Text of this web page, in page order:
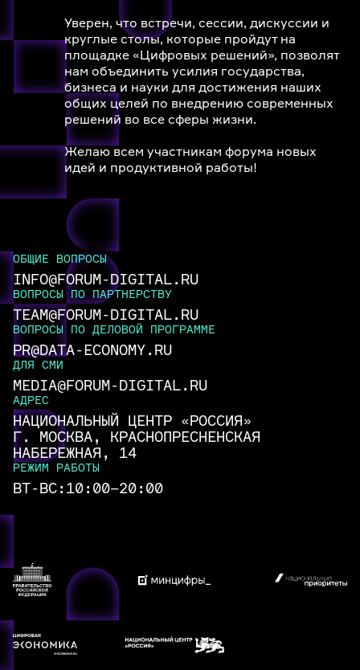
Уверен, что встречи, сессии, дискуссии и
круглые столы, которые пройдут на
площадке «Цифровых решений», позволят
нам объединить усилия государства,
бизнеса и науки для достижения наших
общих целей по внедрению современных
решений во все сферы жизни.
Желаю всем участникам форума новых
идей и продуктивной работы!
ОБЩИЕ ВОПРОСЫ
INFO@FORUM-DIGITAL.RU
ВОПРОСЫ ПО ПАРТНЕРСТВУ
TEAM@FORUM-DIGITAL.RU
ВОПРОСЫ ПО ДЕЛОВОЙ ПРОГРАММЕ
PR@DATA-ECONOMY.RU
ДЛЯ СМИ
MEDIA@FORUM-DIGITAL.RU
АДРЕС
НАЦИОНАЛЬНЫЙ ЦЕНТР «РОССИЯ»
Г. МОСКВА, КРАСНОПРЕСНЕНСКАЯ
НАБЕРЕЖНАЯ, 14
РЕЖИМ РАБОТЫ
ВТ-ВС: 10:00–20:00